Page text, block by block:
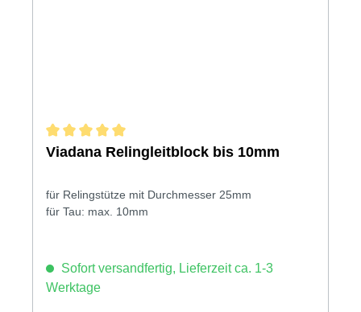
Durchschnittliche Bewertung von 5 von 5 Sternen
Viadana Relingleitblock bis 10mm
für Relingstütze mit Durchmesser 25mm
für Tau: max. 10mm
Sofort versandfertig, Lieferzeit ca. 1-3
Werktage